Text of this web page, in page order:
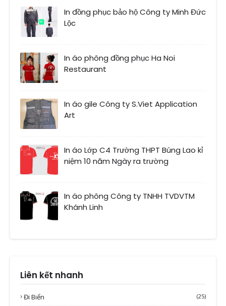
In đồng phục bảo hộ Công ty Minh Đức
Lộc
In áo phông đồng phục Ha Noi
Restaurant
In áo gile Công ty S.Viet Application
Art
In áo Lớp C4 Trường THPT Búng Lao kỉ
niệm 10 năm Ngày ra trường
In áo phông Công ty TNHH TVDVTM
Khánh Linh
Liên kết nhanh
Đi Biển (25)